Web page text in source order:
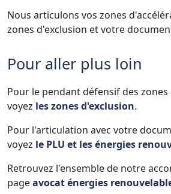
Nous articulons vos zones
zones d'exclusion et votre
Pour aller plus loin
Pour le pendant défensif des
voyez les zones d'exclusion.
Pour l'articulation avec votre
voyez le PLU et les énergies
Retrouvez l'ensemble de notre
pageavocat énergies